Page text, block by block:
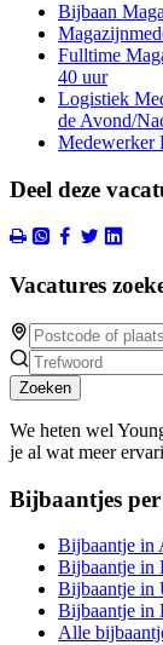
Bijbaan
Fulltime
40 uur
Logistiek
de Avond/
Medewerker
Deel deze
Vacatures
Zoeken
We heten wel
je al wat meer
Bijbaantjes
Bijbaantje in
Bijbaantje in
Bijbaantje in
Bijbaantje in
Alle